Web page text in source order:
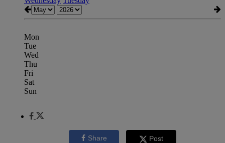
Mon
Tue
Wed
Thu
Fri
Sat
Sun
Share Post